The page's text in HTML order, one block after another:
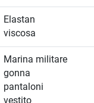
Elastan
viscosa
Marina militare
gonna
pantaloni
vestito